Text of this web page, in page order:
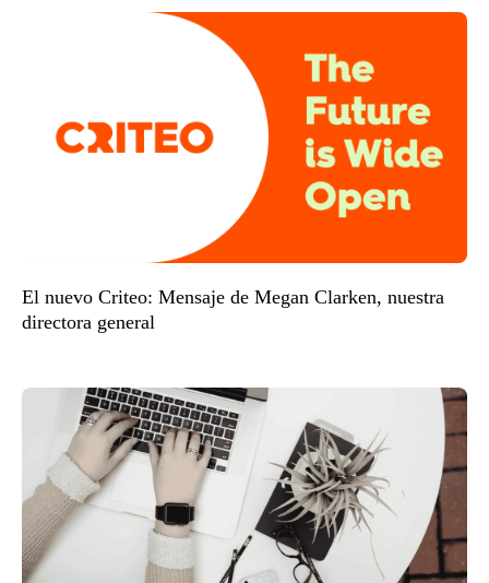
El nuevo Criteo: Mensaje de Megan Clarken, nuestra
directora general